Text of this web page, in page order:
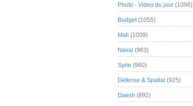
Photo - Video du jour (1096)
Budget(1055)
Mali (1009)
Naval (963)
Syrie (960)
Défense & Spatial (925)
Daesh (892)